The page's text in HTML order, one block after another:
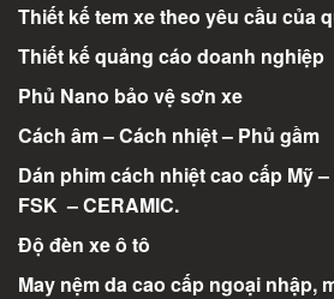
Thiết kế tem xe theo yêu cầu của
Thiết kế quảng cáo doanh nghiệp
Phủ Nano bảo vệ sơn xe
Cách âm – Cách nhiệt – Phủ gầm
Dán phim cách nhiệt cao cấp Mỹ
FSK – CERAMIC.
Độ đèn xe ô tô
May nệm da cao cấp ngoại nhập,